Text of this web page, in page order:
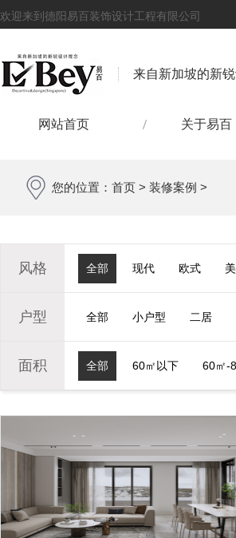
欢迎来到德阳易百装饰设计工程有限公司
来自新加坡的新
网站首页 关于易百
您的位置： 首页 > 装修案例 >
风格 全部 现代 欧式
户型 全部 小户型 二居
面积 全部 60㎡以下 60㎡-